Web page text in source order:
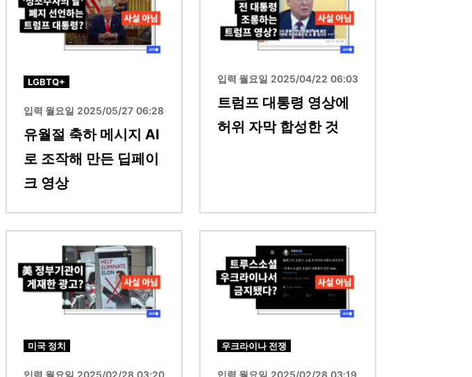
LGBTQ+
입력 월요일 2025/05/27 06:28
유월절 축하 메시지 AI
로 조작해 만든 딥페이
크 영상
입력 월요일 2025/04/22 06:03
트럼프 대통령 영상에
허위 자막 합성한 것
미국 정치 우크라이나 전쟁